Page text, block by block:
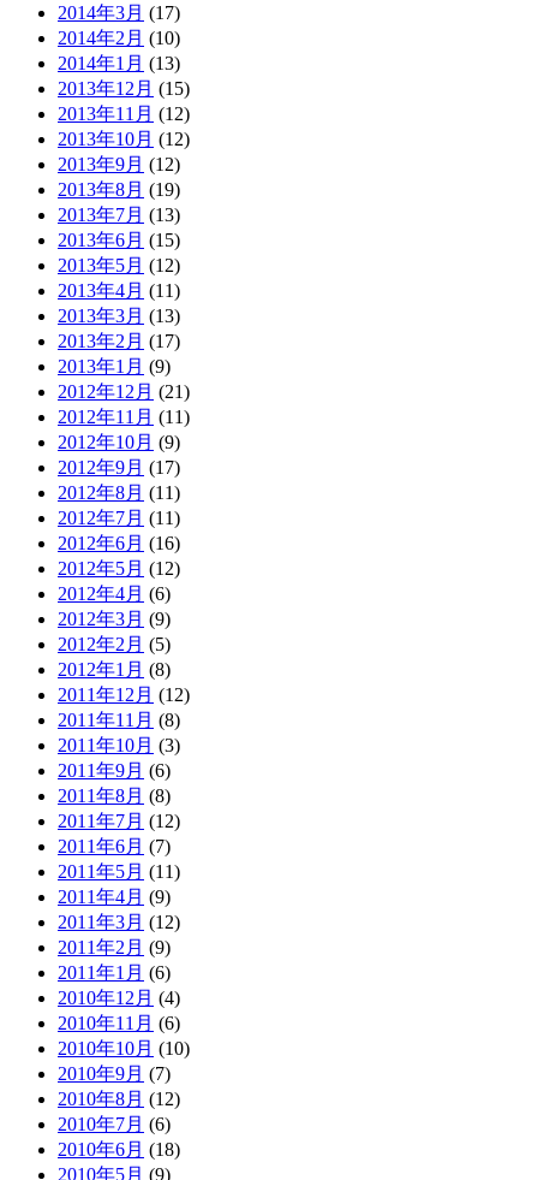
2014年3月 (17)
2014年2月 (10)
2014年1月 (13)
2013年12月 (15)
2013年11月 (12)
2013年10月 (12)
2013年9月 (12)
2013年8月 (19)
2013年7月 (13)
2013年6月 (15)
2013年5月 (12)
2013年4月 (11)
2013年3月 (13)
2013年2月 (17)
2013年1月 (9)
2012年12月 (21)
2012年11月 (11)
2012年10月 (9)
2012年9月 (17)
2012年8月 (11)
2012年7月 (11)
2012年6月 (16)
2012年5月 (12)
2012年4月 (6)
2012年3月 (9)
2012年2月 (5)
2012年1月 (8)
2011年12月 (12)
2011年11月 (8)
2011年10月 (3)
2011年9月 (6)
2011年8月 (8)
2011年7月 (12)
2011年6月 (7)
2011年5月 (11)
2011年4月 (9)
2011年3月 (12)
2011年2月 (9)
2011年1月 (6)
2010年12月 (4)
2010年11月 (6)
2010年10月 (10)
2010年9月 (7)
2010年8月 (12)
2010年7月 (6)
2010年6月 (18)
2010年5月 (9)